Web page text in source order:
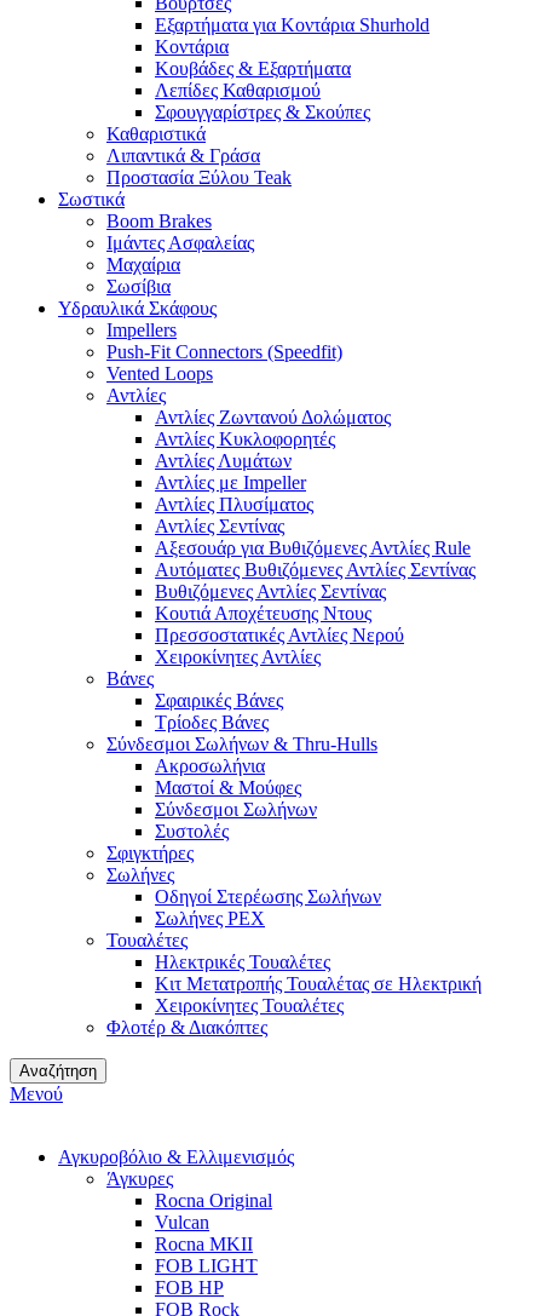
Εξαρτήματα για Κοντάρια Shurhold
Κοντάρια
Κουβάδες & Εξαρτήματα
Λεπίδες Καθαρισμού
Σφουγγαρίστρες & Σκούπες
Καθαριστικά
Λιπαντικά & Γράσα
Προστασία Ξύλου Teak
Σωστικά
Boom Brakes
Ιμάντες Ασφαλείας
Μαχαίρια
Σωσίβια
Υδραυλικά Σκάφους
Impellers
Push-Fit Connectors (Speedfit)
Vented Loops
Αντλίες
Αντλίες Ζωντανού Δολώματος
Αντλίες Κυκλοφορητές
Αντλίες Λυμάτων
Αντλίες με Impeller
Αντλίες Πλυσίματος
Αντλίες Σεντίνας
Αξεσουάρ για Βυθιζόμενες Αντλίες Rule
Αυτόματες Βυθιζόμενες Αντλίες Σεντίνας
Βυθιζόμενες Αντλίες Σεντίνας
Κουτιά Αποχέτευσης Ντους
Πρεσσοστατικές Αντλίες Νερού
Χειροκίνητες Αντλίες
Βάνες
Σφαιρικές Βάνες
Τρίοδες Βάνες
Σύνδεσμοι Σωλήνων & Thru-Hulls
Ακροσωλήνια
Μαστοί & Μούφες
Σύνδεσμοι Σωλήνων
Συστολές
Σφιγκτήρες
Σωλήνες
Οδηγοί Στερέωσης Σωλήνων
Σωλήνες PEX
Τουαλέτες
Ηλεκτρικές Τουαλέτες
Κιτ Μετατροπής Τουαλέτας σε Ηλεκτρική
Χειροκίνητες Τουαλέτες
Φλοτέρ & Διακόπτες
Αναζήτηση
Μενού
Αγκυροβόλιο & Ελλιμενισμός
Άγκυρες
Rocna Original
Vulcan
Rocna MKII
FOB LIGHT
FOB HP
FOB Rock